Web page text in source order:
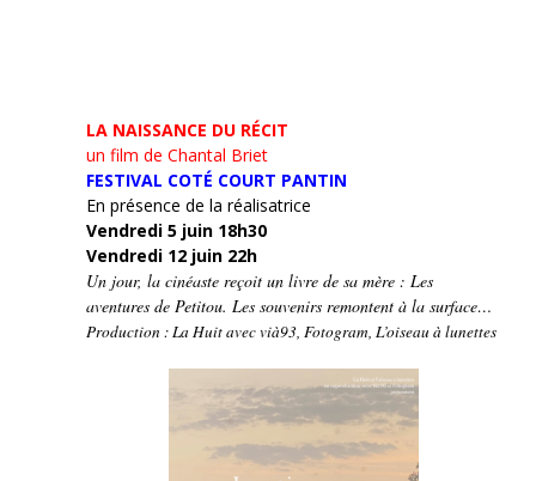
LA NAISSANCE DU RÉCIT
un film de Chantal Briet
FESTIVAL COTÉ COURT PANTIN
En présence de la réalisatrice
Vendredi 5 juin 18h30
Vendredi 12 juin 22h
Un jour, la cinéaste reçoit un livre de sa mère : Les
aventures de Petitou. Les souvenirs remontent à la surface…
Production : La Huit avec vià93, Fotogram, L’oiseau à lunettes